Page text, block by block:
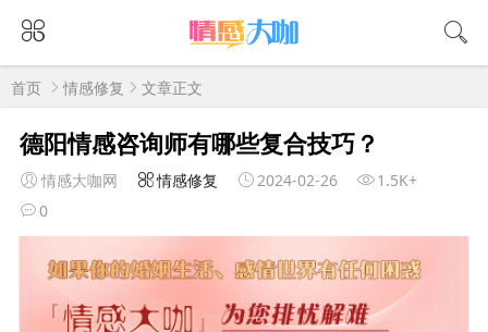
首页 情感修复 文章正文
德阳情感咨询师有哪些复合技巧？
情感大咖网 情感修复 2024-02-26
1.5K+
0